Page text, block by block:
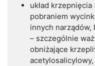
układ
pobraniem
innych narządów,
– szczególnie
obniżające